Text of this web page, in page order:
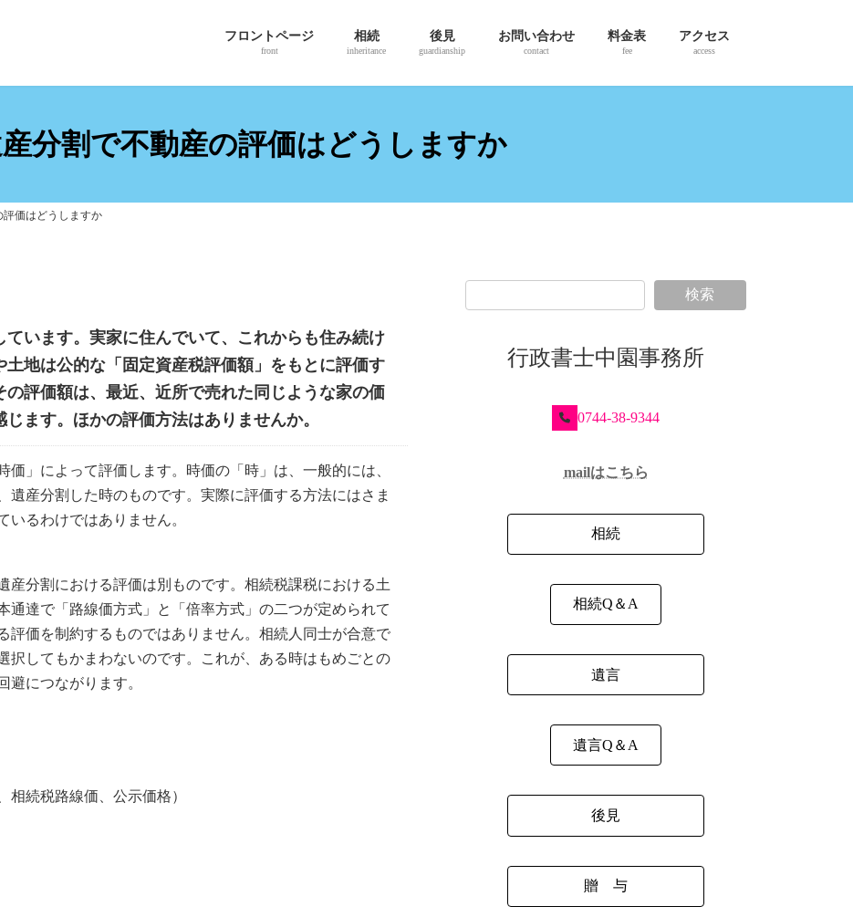
フロントページ
front
相続
inheritance
後見
guardianship
お問い合わせ
contact
料金表
fee
アクセス
access
分割で不動産の評価はどうしますか
価はどうしますか
います。実家に住んでいて、これからも住み続け
地は公的な「固定資産税評価額」をもとに評価す
評価額は、最近、近所で売れた同じような家の価
ます。ほかの評価方法はありませんか。
価」によって評価します。時価の「時」は、一般的には、
遺産分割した時のものです。実際に評価する方法にはさま
いるわけではありません。
産分割における評価は別ものです。相続税課税における土
通達で「路線価方式」と「倍率方式」の二つが定められて
評価を制約するものではありません。相続人同士が合意で
択してもかまわないのです。これが、ある時はもめごとの
避につながります。
続税路線価、公示価格）
検索
行政書士中園事務所
0744-38-9344
mailはこちら
相続
相続Q＆A
遺言
遺言Q＆A
後見
贈 与